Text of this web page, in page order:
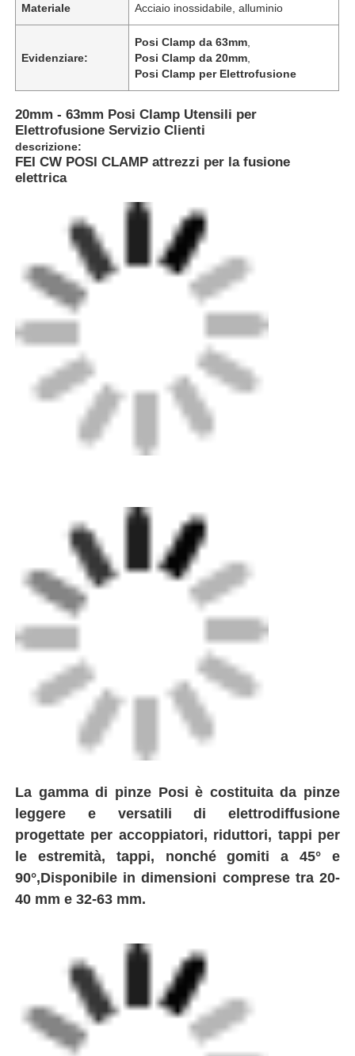
Casa
Prodotti
Chi siamo
Fatory Tour
Controllo di qualità
Contattaci
Blog
Richiedere un preventivo
macchine di saldatura a fusione a poppa
Macchine per saldatura di tubi
Materiale Acciaio inossidabile, alluminio
Evidenziare:
Posi Clamp da 63mm
Posi Clamp da 20mm
Posi Clamp per Elettrofusione
20mm - 63mm Posi Clamp Utensili per
Elettrofusione Servizio Clienti
descrizione:
FEI CW POSI CLAMP attrezzi per la fusione
elettrica
La gamma di pinze Posi è costituita da pinze
leggere e versatili di elettrodiffusione
progettate per accoppiatori, riduttori, tappi per
le estremità, tappi, nonché gomiti a 45° e
90°,Disponibile in dimensioni comprese tra 20-
40 mm e 32-63 mm.